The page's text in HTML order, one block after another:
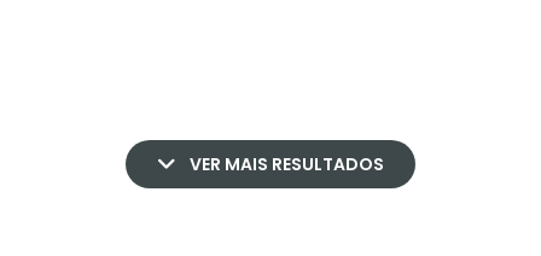
VER MAIS RESULTADOS